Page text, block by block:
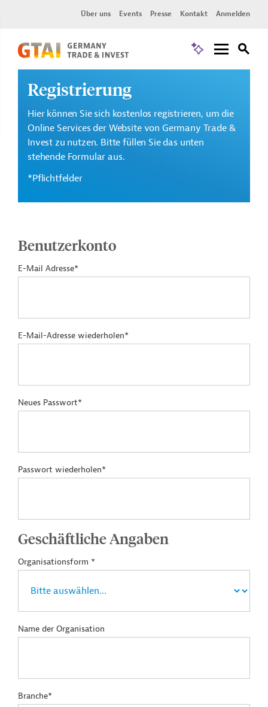
Über uns Events Presse Kontakt Anmelden
Registrierung
Hier können Sie sich kostenlos registrieren, um die
Online Services der Website von Germany Trade &
Invest zu nutzen. Bitte füllen Sie das unten
stehende Formular aus.
*Pflichtfelder
Benutzerkonto
E-Mail Adresse*
E-Mail-Adresse wiederholen*
Neues Passwort*
Passwort wiederholen*
Geschäftliche Angaben
Organisationsform *
Name der Organisation
Branche*